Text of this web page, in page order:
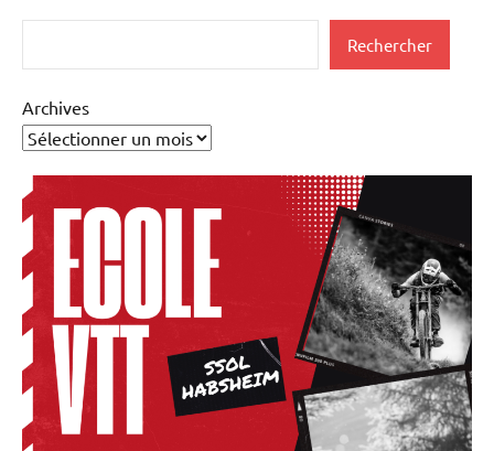
Rechercher
Archives